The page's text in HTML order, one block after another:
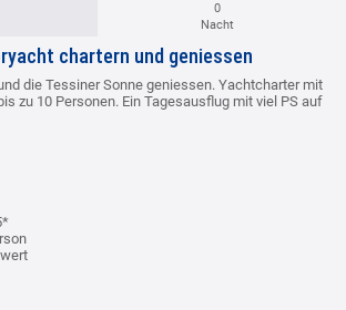
0
Nacht
chartern und geniessen
die Tessiner Sonne geniessen. Yachtcharter mit
zu 10 Personen. Ein Tagesausflug mit viel PS auf